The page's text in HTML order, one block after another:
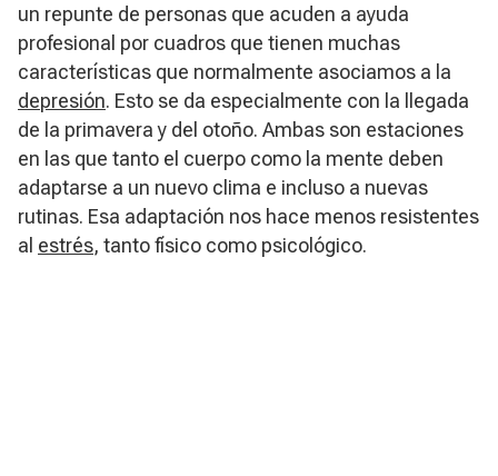
un repunte de personas que acuden a ayuda
profesional por cuadros que tienen muchas
características que normalmente asociamos a la
depresión. Esto se da especialmente con la llegada
de la primavera y del otoño. Ambas son estaciones
en las que tanto el cuerpo como la mente deben
adaptarse a un nuevo clima e incluso a nuevas
rutinas. Esa adaptación nos hace menos resistentes
al estrés, tanto físico como psicológico.